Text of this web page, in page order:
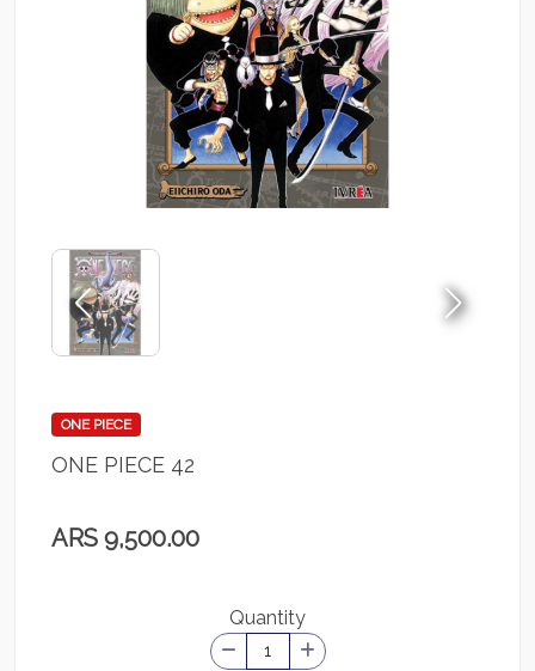
ONE PIECE
ONE PIECE 42
ARS 9,500.00
Quantity